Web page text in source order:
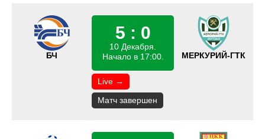
БЧ
5 : 0
10 Декабря.
Начало в 17:00.
Live →
Матч завершен
МЕРКУРИЙ-ГТК